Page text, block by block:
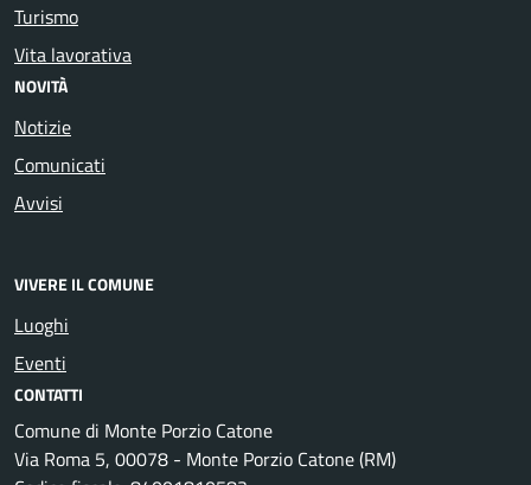
Turismo
Vita lavorativa
NOVITÀ
Notizie
Comunicati
Avvisi
VIVERE IL COMUNE
Luoghi
Eventi
CONTATTI
Comune di Monte Porzio Catone
Via Roma 5, 00078 - Monte Porzio Catone (RM)